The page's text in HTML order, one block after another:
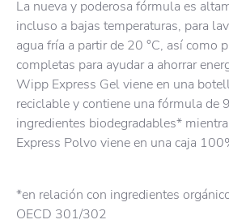
La nueva y poderosa fórmula es
incluso a bajas temperaturas, para
agua fría a partir de 20 °C, así como
completas para ayudar a ahorrar
Wipp Express Gel viene en una
reciclable y contiene una fórmula de
ingredientes biodegradables*
Express Polvo viene en una caja
*en relación con ingredientes
OECD 301/302